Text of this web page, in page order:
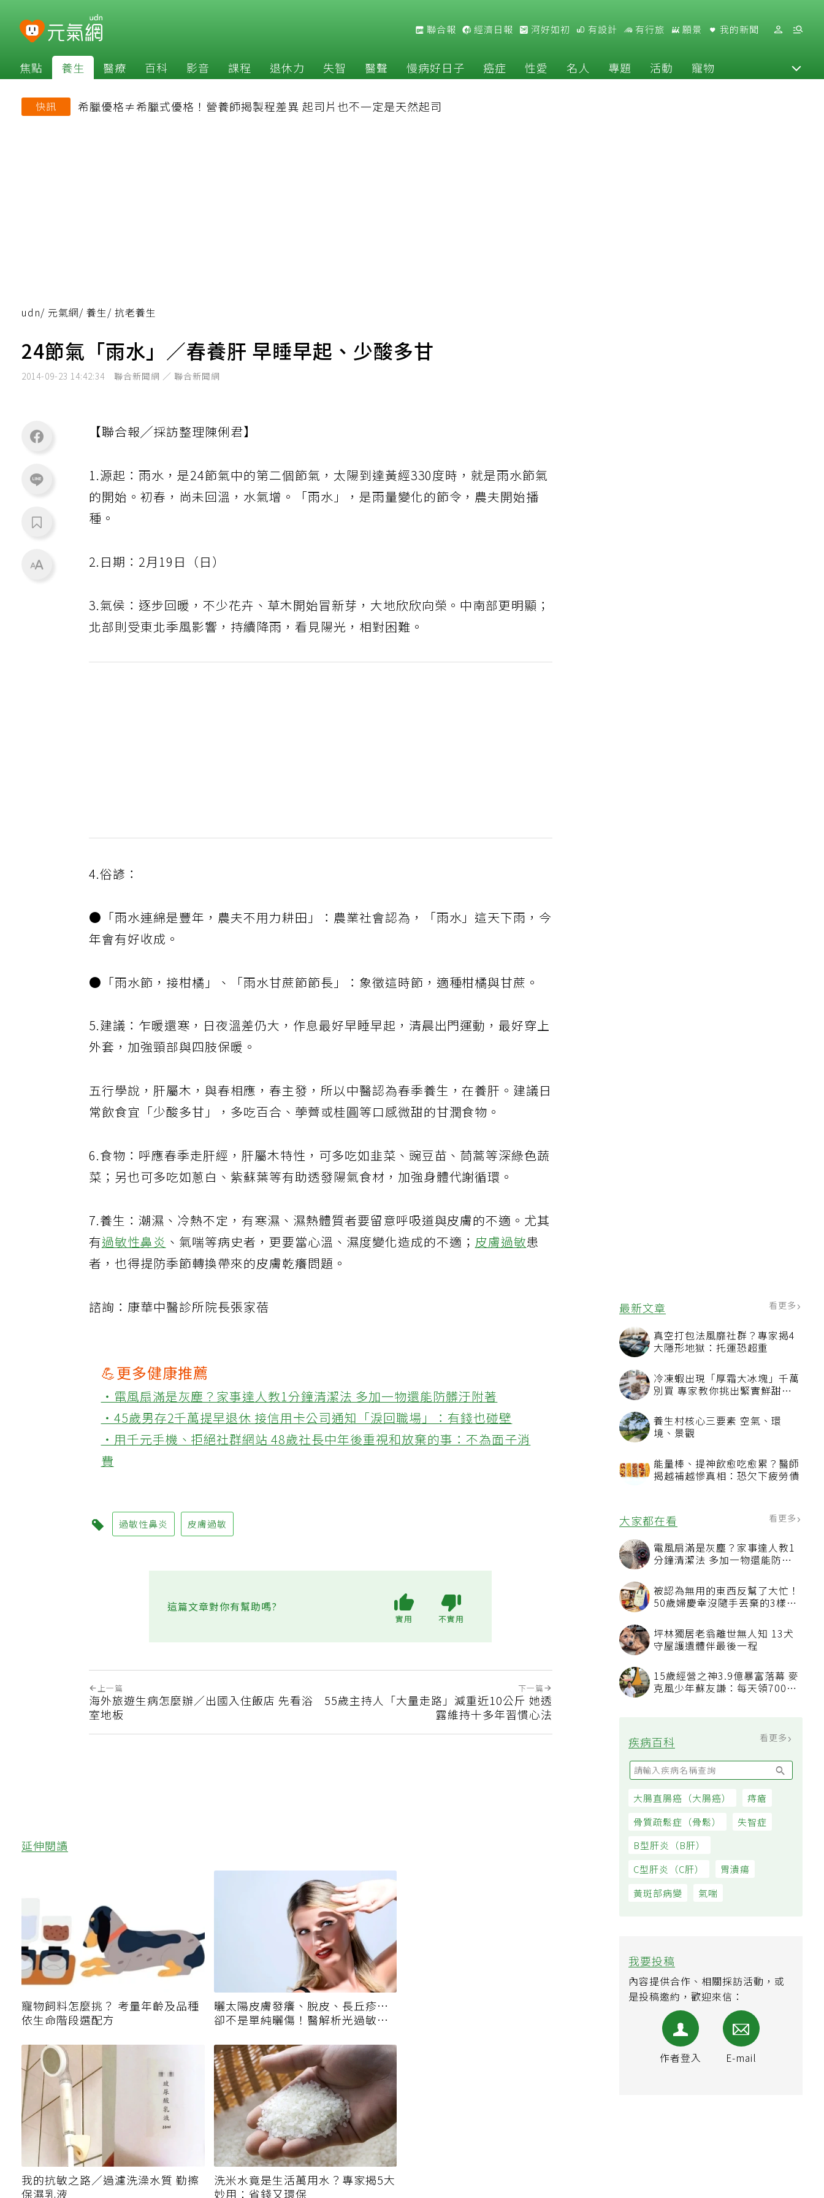
聯合報 經濟日報 河好如初 有設計 有行旅 願景 我的新聞
焦點 養生 醫療 百科 影音 課程 退休力 失智 醫聲 慢病好日子 癌症 性愛 名人 專題 活動 寵物
快訊 希臘優格≠希臘式優格！營養師揭製程差異 起司片也不一定是天然起司
最新文章 看更多
真空打包法風靡社群？專家揭4
大隱形地獄：托運恐超重
冷凍蝦出現「厚霜大冰塊」千萬
別買 專家教你挑出緊實鮮甜蝦
養生村核心三要素 空氣、環
境、景觀
能量棒、提神飲愈吃愈累？醫師
揭越補越慘真相：恐欠下疲勞債
大家都在看 看更多
電風扇滿是灰塵？家事達人教1
分鐘清潔法 多加一物還能防髒
被認為無用的東西反幫了大忙！
50歲婦慶幸沒隨手丟棄的3樣物
坪林獨居老翁離世無人知 13犬
守屋護遺體伴最後一程
15歲經營之神3.9億暴富落幕 麥
克風少年蘇友謙：每天領700元
疾病百科
大腸直腸癌（大腸癌） 痔瘡
骨質疏鬆症（骨鬆） 失智症
B型肝炎（B肝）
C型肝炎（C肝）
黃斑部病變
我要投稿
內容提供合作、相關採訪活動，或
udn/ 元氣網/ 養生/ 抗老養生
24節氣「雨水」／春養肝 早睡早起、少酸多甘
2014-09-23 14:42:34 聯合新聞網 ／ 聯合新聞網
【聯合報╱採訪整理陳俐君】
1.源起：雨水，是24節氣中的第二個節氣，太陽到達黃經330度時，就是雨水節氣
的開始。初春，尚未回溫，水氣增。「雨水」，是雨量變化的節令，農夫開始播
種。
2.日期：2月19日（日）
3.氣侯：逐步回暖，不少花卉、草木開始冒新芽，大地欣欣向榮。中南部更明顯；
北部則受東北季風影響，持續降雨，看見陽光，相對困難。
4.俗諺：
●「雨水連綿是豐年，農夫不用力耕田」：農業社會認為，「雨水」這天下雨，今
年會有好收成。
●「雨水節，接柑橘」、「雨水甘蔗節節長」：象徵這時節，適種柑橘與甘蔗。
5.建議：乍暖還寒，日夜溫差仍大，作息最好早睡早起，清晨出門運動，最好穿上
外套，加強頸部與四肢保暖。
五行學說，肝屬木，與春相應，春主發，所以中醫認為春季養生，在養肝。建議日
常飲食宜「少酸多甘」，多吃百合、荸薺或桂圓等口感微甜的甘潤食物。
6.食物：呼應春季走肝經，肝屬木特性，可多吃如韭菜、豌豆苗、茼蒿等深綠色蔬
菜；另也可多吃如蔥白、紫蘇葉等有助透發陽氣食材，加強身體代謝循環。
7.養生：潮濕、冷熱不定，有寒濕、濕熱體質者要留意呼吸道與皮膚的不適。尤其
有過敏性鼻炎 、氣喘等病史者，更要當心溫、濕度變化造成的不適；皮膚過敏患
者，也得提防季節轉換帶來的皮膚乾癢問題。
諮詢：康華中醫診所院長張家蓓
💪更多健康推薦
‧電風扇滿是灰塵？家事達人教1分鐘清潔法 多加一物還能防髒汙附著
‧45歲男存2千萬提早退休 接信用卡公司通知「淚回職場」：有錢也碰壁
‧用千元手機、拒絕社群網站 48歲社長中年後重視和放棄的事：不為面子消
費
過敏性鼻炎 皮膚過敏
這篇文章對你有幫助嗎?
上一篇
海外旅遊生病怎麼辦／出國入住飯店 先看浴
室地板
下一篇
55歲主持人「大量走路」減重近10公斤 她透
露維持十多年習慣心法
延伸閱讀
寵物飼料怎麼挑？ 考量年齡及品種
依生命階段選配方
曬太陽皮膚發癢、脫皮、長丘疹…
卻不是單純曬傷！醫解析光過敏與
曬傷有什麼不同？
我的抗敏之路／過濾洗澡水質 勤擦
洗米水竟是生活萬用水？專家揭5大